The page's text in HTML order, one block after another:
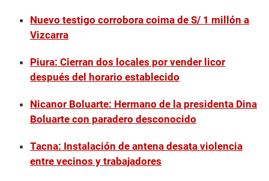
Nuevo testigo corrobora coima de S/ 1 millón a
Vizcarra
Piura: Cierran dos locales por vender licor
después del horario establecido
Nicanor Boluarte: Hermano de la presidenta Dina
Boluarte con paradero desconocido
Tacna: Instalación de antena desata violencia
entre vecinos y trabajadores